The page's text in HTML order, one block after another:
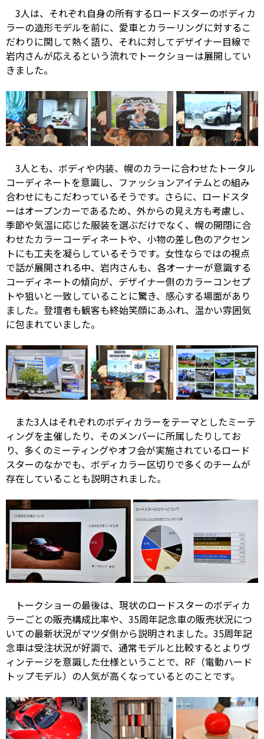
3人は、それぞれ自身の所有するロードスターのボディカ
ラーの造形モデルを前に、愛車とカラーリングに対するこ
だわりに関して熱く語り、それに対してデザイナー目線で
岩内さんが応えるという流れでトークショーは展開してい
きました。
3人とも、ボディや内装、幌のカラーに合わせたトータル
コーディネートを意識し、ファッションアイテムとの組み
合わせにもこだわっているそうです。さらに、ロードスタ
ーはオープンカーであるため、外からの見え方も考慮し、
季節や気温に応じた服装を選ぶだけでなく、幌の開閉に合
わせたカラーコーディネートや、小物の差し色のアクセン
トにも工夫を凝らしているそうです。女性ならではの視点
で話が展開される中、岩内さんも、各オーナーが意識する
コーディネートの傾向が、デザイナー側のカラーコンセプ
トや狙いと一致していることに驚き、感心する場面があり
ました。登壇者も観客も終始笑顔にあふれ、温かい雰囲気
に包まれていました。
また3人はそれぞれのボディカラーをテーマとしたミーテ
ィングを主催したり、そのメンバーに所属したりしてお
り、多くのミーティングやオフ会が実施されているロード
スターのなかでも、ボディカラー区切りで多くのチームが
存在していることも説明されました。
トークショーの最後は、現状のロードスターのボディカ
ラーごとの販売構成比率や、35周年記念車の販売状況につ
いての最新状況がマツダ側から説明されました。35周年記
念車は受注状況が好調で、通常モデルと比較するとよりヴ
ィンテージを意識した仕様ということで、RF（電動ハード
トップモデル）の人気が高くなっているとのことです。